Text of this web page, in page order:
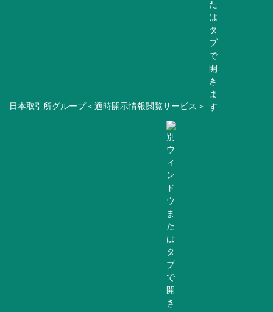
日本取引所グループ＜適時開示情報閲覧サービス＞